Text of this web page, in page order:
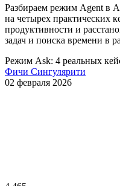
Разбираем режим Agent в
на четырех практических
продуктивности и
задач и поиска времени в
Режим Ask: 4 реальных
Фичи Сингулярити
02 февраля 2026